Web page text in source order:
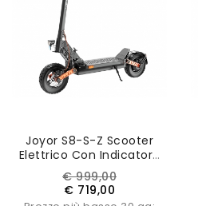
Joyor S8-S-Z Scooter
Elettrico Con Indicatore
Di Direzione, Motore
600W*2, Batteria 48V
26Ah, Pneumatico Da 10"
Prezzo
base
€ 999,00Prezzo
€ 719,00